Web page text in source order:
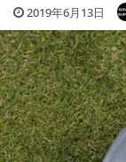
2019年6月13日